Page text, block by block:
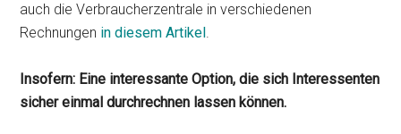
auch die Verbraucherzentrale in verschiedenen
Rechnungen in diesem Artikel .
Insofern: Eine interessante Option, die sich Interessenten
sicher einmal durchrechnen lassen können.